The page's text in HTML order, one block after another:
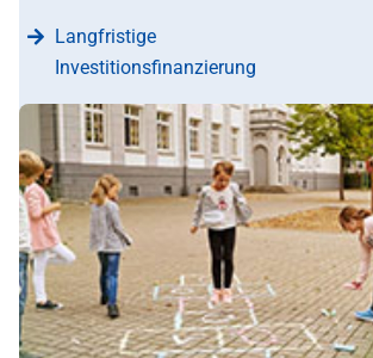
Langfristige
Investitionsfinanzierung